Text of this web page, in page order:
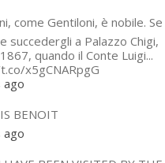
come Gentiloni, è nobile. Se
succedergli a Palazzo Chigi,
quando il Conte Luigi...
x5gCNARpgG
ago
BENOIT
ago